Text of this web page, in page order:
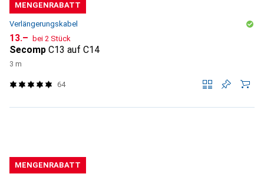
MENGENRABATT
Verlängerungskabel
CHF
13.– bei 2 Stück
Secomp C13 auf C14
3 m
64
MENGENRABATT